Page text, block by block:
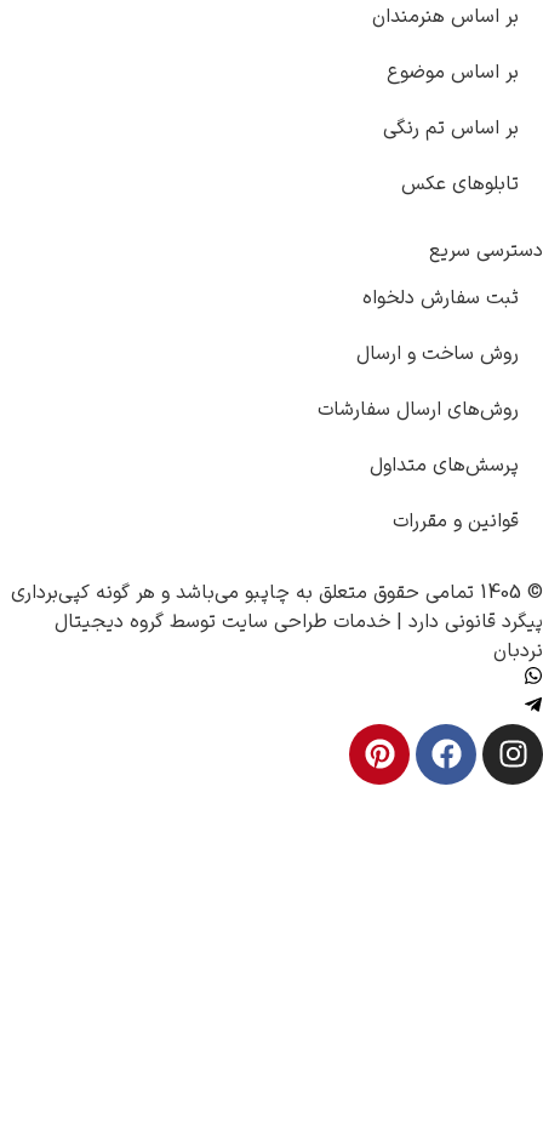
هنرمندان
موضوع
تم رنگی
عکس
دلخواه
و ارسال
ارسال سفارشات
متداول
و مقررات
چاپبو می‌باشد و هر گونه کپی‌برداری
دارد |خدمات طراحی سایتتوسطگروه دیجیتال